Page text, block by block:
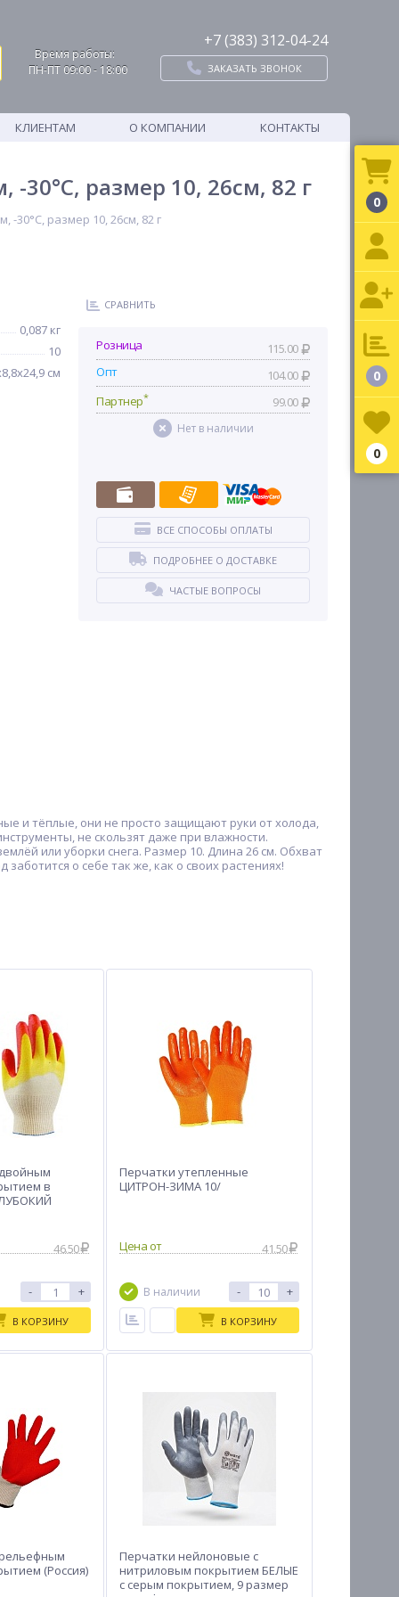
Время работы:
ПН-ПТ 09:00 - 18:00
+7 (383) 312-04-24
ЗАКАЗАТЬ ЗВОНОК
КЛИЕНТАМ О КОМПАНИИ КОНТАКТЫ
30°C, размер 10, 26см, 82 г
30°C, размер 10, 26см, 82 г
0,087 кг
10
см
СРАВНИТЬ
Розница
115.00
Опт
104.00
Партнер* 99.00
Нет в наличии
ВСЕ СПОСОБЫ ОПЛАТЫ
ПОДРОБНЕЕ О ДОСТАВКЕ
ЧАСТЫЕ ВОПРОСЫ
и тёплые, они не просто защищают руки от холода,
не скользят даже при влажности.
или уборки снега. Размер 10. Длина 26 см. Обхват
о себе так же, как о своих растениях!
в
46.50
- +
В КОРЗИНУ
Перчатки утепленные
ЦИТРОН-ЗИМА 10/
Цена от 41.50
В наличии - +
В КОРЗИНУ
(Россия)
Перчатки нейлоновые с
нитриловым покрытием БЕЛЫЕ
с серым покрытием, 9 размер
0
0
0